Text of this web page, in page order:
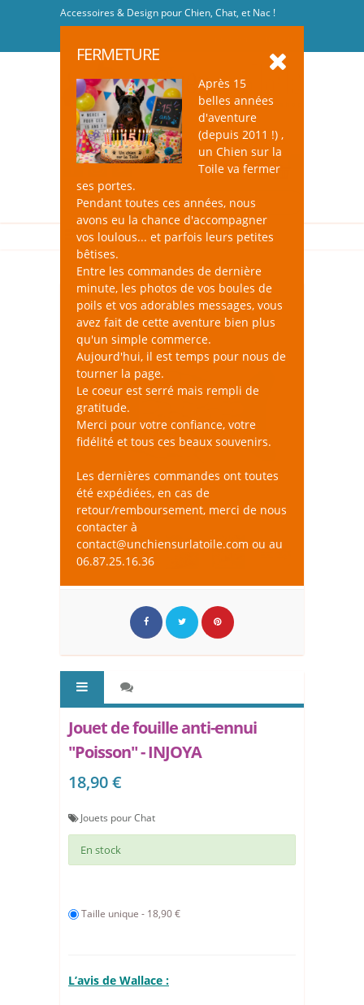
Accessoires & Design pour Chien, Chat, et Nac !
FERMETURE
Après 15
belles années
d'aventure
(depuis 2011 !) ,
un Chien sur la
Toile va fermer
ses portes.
Pendant toutes ces années, nous
avons eu la chance d'accompagner
vos loulous... et parfois leurs petites
bêtises.
Entre les commandes de dernière
minute, les photos de vos boules de
poils et vos adorables messages, vous
avez fait de cette aventure bien plus
qu'un simple commerce.
Aujourd'hui, il est temps pour nous de
tourner la page.
Le coeur est serré mais rempli de
gratitude.
Merci pour votre confiance, votre
fidélité et tous ces beaux souvenirs.
Les dernières commandes ont toutes
été expédiées, en cas de
retour/remboursement, merci de nous
contacter à
contact@unchiensurlatoile.com ou au
06.87.25.16.36
Jouet de fouille anti-ennui
"Poisson" - INJOYA
18,90 €
Jouets pour Chat
En stock
Taille unique - 18,90 €
L’avis de Wallace :